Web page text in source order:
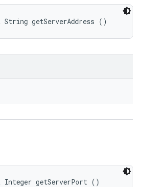
getServerAddress ()
getServerPort ()